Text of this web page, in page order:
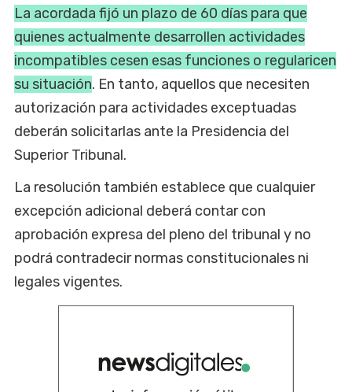
La acordada fijó un plazo de 60 días para que
quienes actualmente desarrollen actividades
incompatibles cesen esas funciones o regularicen
su situación. En tanto, aquellos que necesiten
autorización para actividades exceptuadas
deberán solicitarlas ante la Presidencia del
Superior Tribunal.
La resolución también establece que cualquier
excepción adicional deberá contar con
aprobación expresa del pleno del tribunal y no
podrá contradecir normas constitucionales ni
legales vigentes.